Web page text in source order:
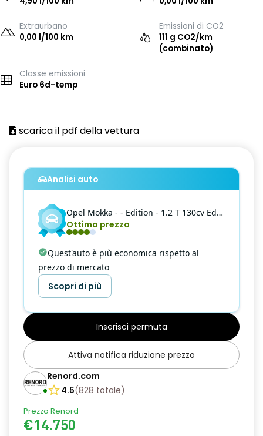
Extraurbano
0,00 l/100 km
Emissioni di CO2
111 g CO2/km
(combinato)
Classe emissioni
Euro 6d-temp
scarica il pdf della vettura
Analisi auto
Opel Mokka - - Edition - 1.2 T 130cv Edition AT8 S&S
Ottimo prezzo
Quest'auto è più economica rispetto al
prezzo di mercato
Scopri di più
Inserisci permuta
Attiva notifica riduzione prezzo
Renord.com
4.5(828 totale)
Prezzo Renord
€14.750